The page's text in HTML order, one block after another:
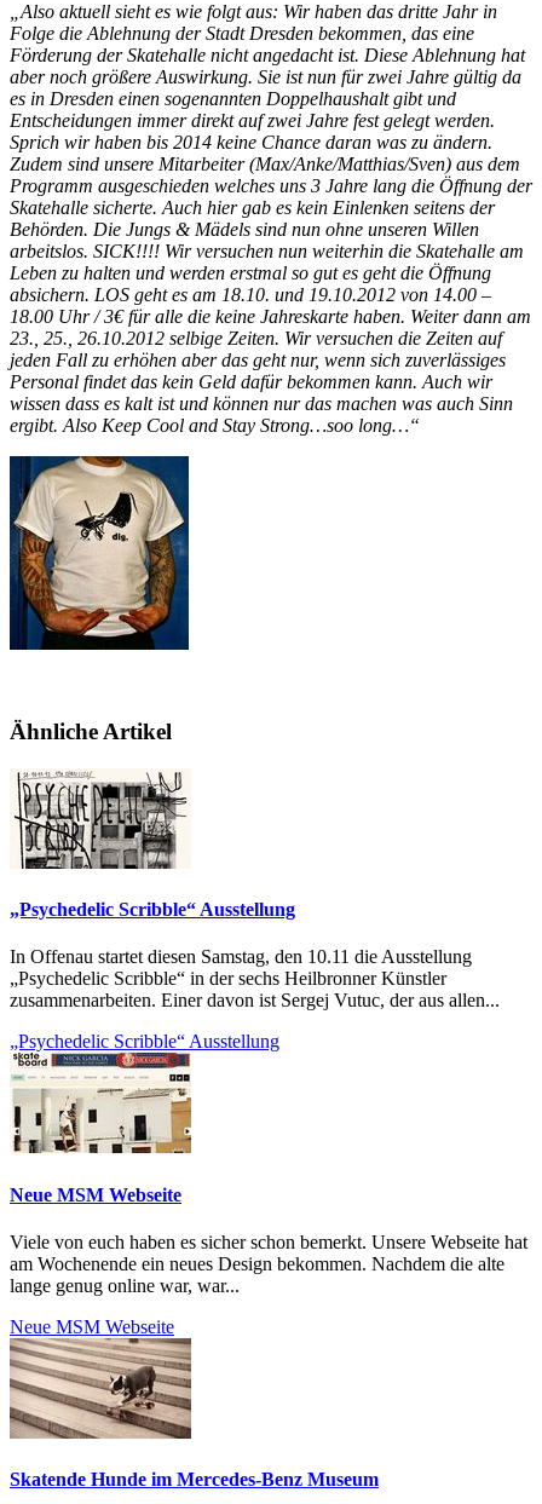
„Also aktuell sieht es wie folgt aus: Wir haben das dritte Jahr in
Folge die Ablehnung der Stadt Dresden bekommen, das eine
Förderung der Skatehalle nicht angedacht ist. Diese Ablehnung hat
aber noch größere Auswirkung. Sie ist nun für zwei Jahre gültig da
es in Dresden einen sogenannten Doppelhaushalt gibt und
Entscheidungen immer direkt auf zwei Jahre fest gelegt werden.
Sprich wir haben bis 2014 keine Chance daran was zu ändern.
Zudem sind unsere Mitarbeiter (Max/Anke/Matthias/Sven) aus dem
Programm ausgeschieden welches uns 3 Jahre lang die Öffnung der
Skatehalle sicherte. Auch hier gab es kein Einlenken seitens der
Behörden. Die Jungs & Mädels sind nun ohne unseren Willen
arbeitslos. SICK!!!! Wir versuchen nun weiterhin die Skatehalle am
Leben zu halten und werden erstmal so gut es geht die Öffnung
absichern. LOS geht es am 18.10. und 19.10.2012 von 14.00 –
18.00 Uhr / 3€ für alle die keine Jahreskarte haben. Weiter dann am
23., 25., 26.10.2012 selbige Zeiten. Wir versuchen die Zeiten auf
jeden Fall zu erhöhen aber das geht nur, wenn sich zuverlässiges
Personal findet das kein Geld dafür bekommen kann. Auch wir
wissen dass es kalt ist und können nur das machen was auch Sinn
ergibt. Also Keep Cool and Stay Strong…soo long…“
Ähnliche Artikel
„Psychedelic Scribble“ Ausstellung
In Offenau startet diesen Samstag, den 10.11 die Ausstellung
„Psychedelic Scribble“ in der sechs Heilbronner Künstler
zusammenarbeiten. Einer davon ist Sergej Vutuc, der aus allen...
„Psychedelic Scribble“ Ausstellung
Neue MSM Webseite
Viele von euch haben es sicher schon bemerkt. Unsere Webseite hat
am Wochenende ein neues Design bekommen. Nachdem die alte
lange genug online war, war...
Neue MSM Webseite
Skatende Hunde im Mercedes-Benz Museum